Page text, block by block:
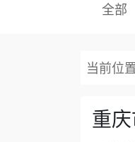
全部
当前位
重